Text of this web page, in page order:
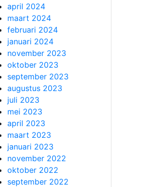
april 2024
maart 2024
februari 2024
januari 2024
november 2023
oktober 2023
september 2023
augustus 2023
juli 2023
mei 2023
april 2023
maart 2023
januari 2023
november 2022
oktober 2022
september 2022